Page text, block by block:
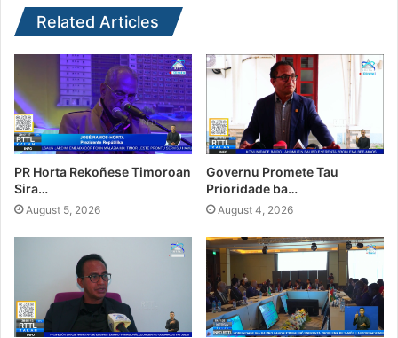
Related Articles
PR Horta Rekoñese Timoroan
Sira…
August 5, 2026
Governu Promete Tau
Prioridade ba…
August 4, 2026